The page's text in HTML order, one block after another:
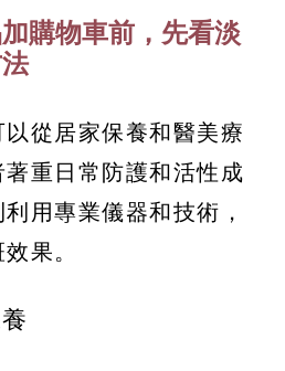
購物車前，先看淡
從居家保養和醫美療
重日常防護和活性成
用專業儀器和技術，
果。